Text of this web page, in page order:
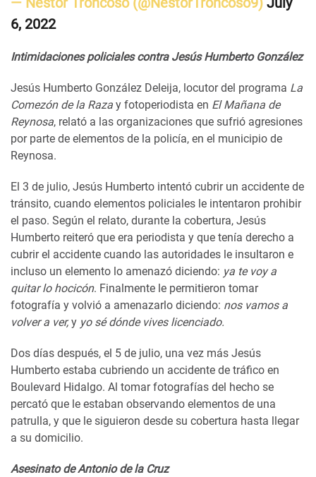
6, 2022
Intimidaciones policiales contra Jesús Humberto González
Jesús Humberto González Deleija, locutor del programa La
Comezón de la Raza y fotoperiodista en El Mañana de
Reynosa, relató a las organizaciones que sufrió agresiones
por parte de elementos de la policía, en el municipio de
Reynosa.
El 3 de julio, Jesús Humberto intentó cubrir un accidente de
tránsito, cuando elementos policiales le intentaron prohibir
el paso. Según el relato, durante la cobertura, Jesús
Humberto reiteró que era periodista y que tenía derecho a
cubrir el accidente cuando las autoridades le insultaron e
incluso un elemento lo amenazó diciendo: ya te voy a
quitar lo hocicón. Finalmente le permitieron tomar
fotografía y volvió a amenazarlo diciendo: nos vamos a
volver a ver, y yo sé dónde vives licenciado.
Dos días después, el 5 de julio, una vez más Jesús
Humberto estaba cubriendo un accidente de tráfico en
Boulevard Hidalgo. Al tomar fotografías del hecho se
percató que le estaban observando elementos de una
patrulla, y que le siguieron desde su cobertura hasta llegar
a su domicilio.
Asesinato de Antonio de la Cruz